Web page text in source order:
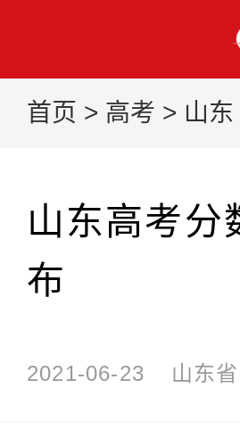
首页 > 高考 > 山东
山东高考
布
2021-06-23 山东